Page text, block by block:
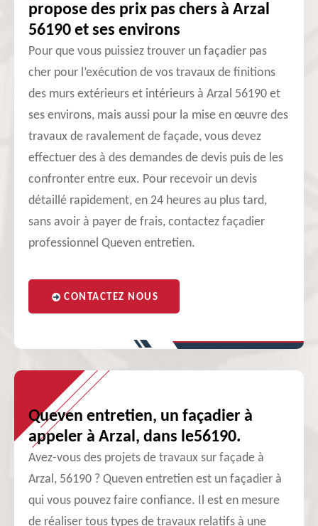
propose des prix pas chers à Arzal
56190 et ses environs
Pour que vous puissiez trouver un façadier pas
cher pour l’exécution de vos travaux de finitions
des murs extérieurs et intérieurs à Arzal 56190 et
ses environs, mais aussi pour la mise en œuvre des
travaux de ravalement de façade, vous devez
effectuer des à des demandes de devis puis de les
confronter entre eux. Pour recevoir un devis
détaillé rapidement, en 24 heures au plus tard,
sans avoir à payer de frais, contactez façadier
professionnel Queven entretien.
CONTACTEZ NOUS
Queven entretien, un façadier à
appeler à Arzal, dans le56190.
Avez-vous des projets de travaux sur façade à
Arzal, 56190 ? Queven entretien est un façadier à
qui vous pouvez faire confiance. Il est en mesure
de réaliser tous types de travaux relatifs à une